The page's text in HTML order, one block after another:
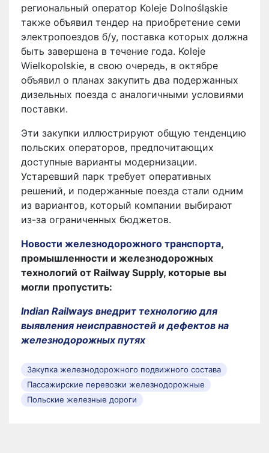
региональный оператор Koleje Dolnośląskie
также объявил тендер на приобретение семи
электропоездов б/у, поставка которых должна
быть завершена в течение года. Koleje
Wielkopolskie, в свою очередь, в октябре
объявил о планах закупить два подержанных
дизельных поезда с аналогичными условиями
поставки.
Эти закупки иллюстрируют общую тенденцию
польских операторов, предпочитающих
доступные варианты модернизации.
Устаревший парк требует оперативных
решений, и подержанные поезда стали одним
из вариантов, который компании выбирают
из-за ограниченных бюджетов.
Новости железнодорожного транспорта,
промышленности и железнодорожных
технологий от Railway Supply, которые вы
могли пропустить:
Indian Railways внедрит технологию для
выявления неисправностей и дефектов на
железнодорожных путях
Закупка железнодорожного подвижного состава
Пассажирские перевозки железнодорожные
Польские железные дороги